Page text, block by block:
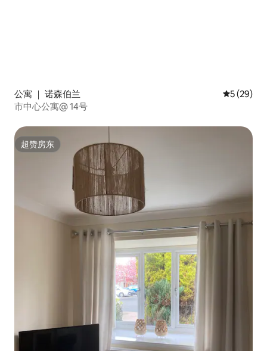
公寓 ｜ 诺森伯兰 平均评分
5 (29)
市中心公寓@ 14号
超赞房东
超赞房东